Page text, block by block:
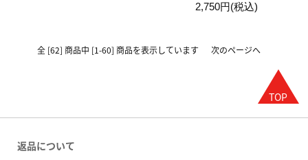
2,750円(税込)
全 [62] 商品中 [1-60] 商品を表示しています 次のページへ
返品について